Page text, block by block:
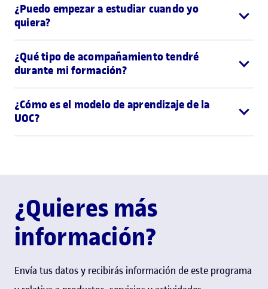
¿Puedo empezar a estudiar cuando yo
quiera?
¿Qué tipo de acompañamiento tendré
durante mi formación?
¿Cómo es el modelo de aprendizaje de la
UOC?
¿Quieres más
información?
Envía tus datos y recibirás información de este programa